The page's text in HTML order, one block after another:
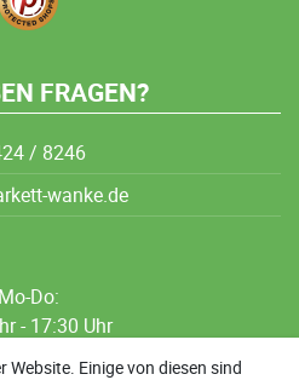
FRAGEN?
/ 8246
wanke.de
Mo-Do:
- 17:30 Uhr
- 12:00 UhrEinige von diesen sind